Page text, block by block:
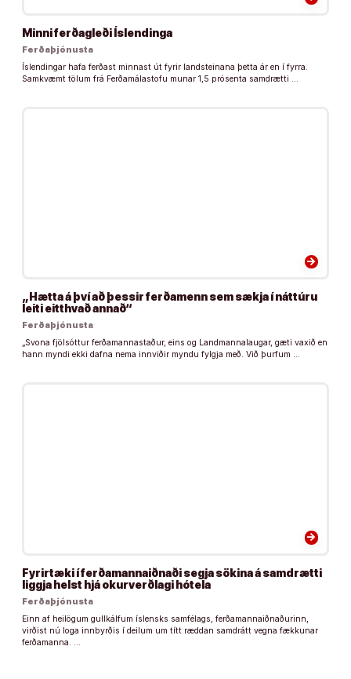
Minni ferðagleði Íslendinga
Ferðaþjónusta
Íslendingar hafa ferðast minnast út fyrir landsteinana þetta ár en í fyrra.
Samkvæmt tölum frá Ferðamálastofu munar 1,5 prósenta samdrætti …
arrow_forward
„Hætta á því að þessir ferðamenn sem sækja í náttúru
leiti eitthvað annað“
Ferðaþjónusta
„Svona fjölsóttur ferðamannastaður, eins og Landmannalaugar, gæti vaxið en
hann myndi ekki dafna nema innviðir myndu fylgja með. Við þurfum …
arrow_forward
Fyrirtæki í ferðamannaiðnaði segja sökina á samdrætti
liggja helst hjá okurverðlagi hótela
Ferðaþjónusta
Einn af heilögum gullkálfum íslensks samfélags, ferðamannaiðnaðurinn,
virðist nú loga innbyrðis í deilum um títt ræddan samdrátt vegna fækkunar
ferðamanna. …